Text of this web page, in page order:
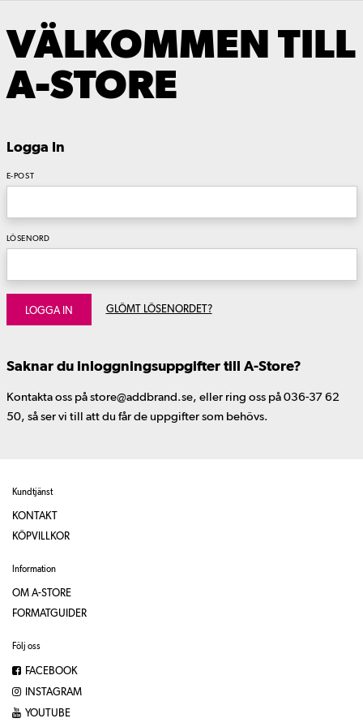
VÄLKOMMEN TILL
A-STORE
Logga In
E-POST
LÖSENORD
LOGGA IN GLÖMT LÖSENORDET?
Saknar du inloggningsuppgifter till A-Store?
Kontakta oss på store@addbrand.se, eller ring oss på 036-37 62
50, så ser vi till att du får de uppgifter som behövs.
Kundtjänst
KONTAKT
KÖPVILLKOR
Information
OM A-STORE
FORMATGUIDER
Följ oss
FACEBOOK
INSTAGRAM
YOUTUBE